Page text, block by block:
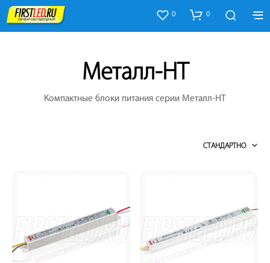
0 0
Металл-HT
Компактные блоки питания серии Металл-HT
СТАНДАРТНО